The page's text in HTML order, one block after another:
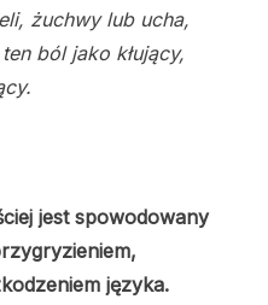
żuchwy lub ucha,
ból jako kłujący,
jest spowodowany
języka.